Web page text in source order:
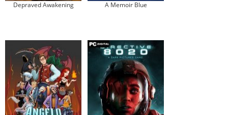
Depraved Awakening A Memoir Blue